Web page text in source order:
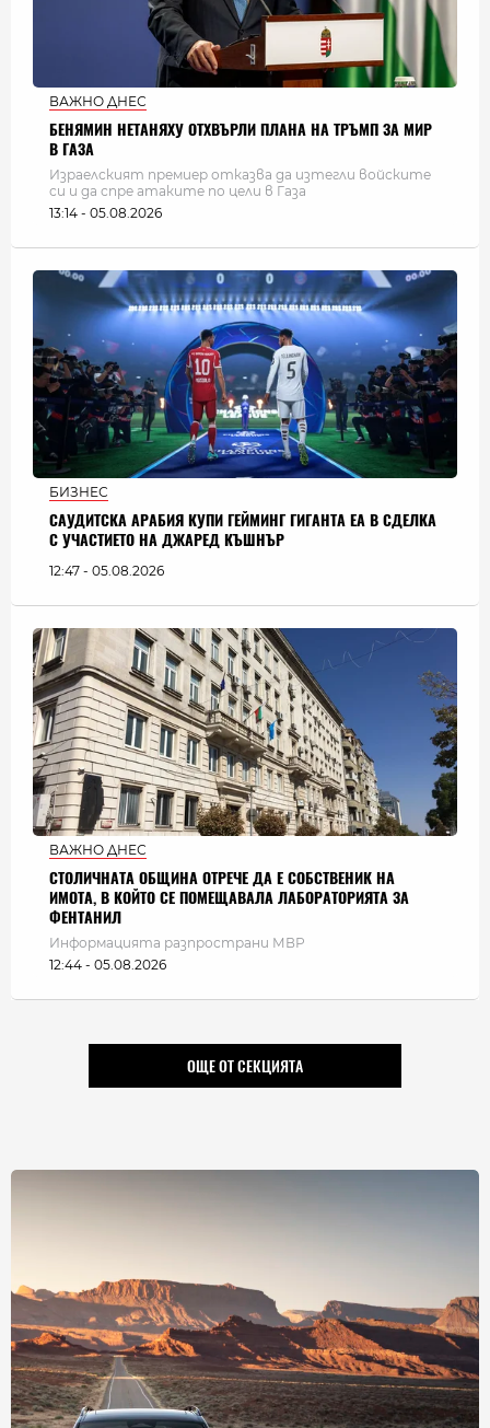
ВАЖНО ДНЕС
БЕНЯМИН НЕТАНЯХУ ОТХВЪРЛИ ПЛАНА НА ТРЪМП ЗА МИР
В ГАЗА
Израелският премиер отказва да изтегли войските
си и да спре атаките по цели в Газа
13:14 - 05.08.2026
БИЗНЕС
САУДИТСКА АРАБИЯ КУПИ ГЕЙМИНГ ГИГАНТА EA В СДЕЛКА
С УЧАСТИЕТО НА ДЖАРЕД КЪШНЪР
12:47 - 05.08.2026
ВАЖНО ДНЕС
СТОЛИЧНАТА ОБЩИНА ОТРЕЧЕ ДА Е СОБСТВЕНИК НА
ИМОТА, В КОЙТО СЕ ПОМЕЩАВАЛА ЛАБОРАТОРИЯТА ЗА
ФЕНТАНИЛ
Информацията разпространи МВР
12:44 - 05.08.2026
ОЩЕ ОТ СЕКЦИЯТА